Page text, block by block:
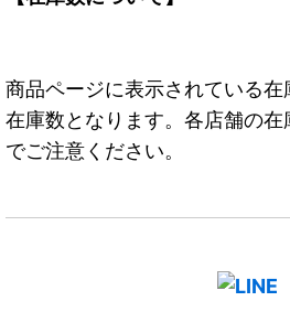
商品ページに表示されている
在庫数となります。各店舗の
でご注意ください。